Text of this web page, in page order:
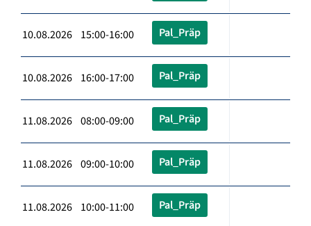
10.08.2026 15:00-16:00 Pal_Präp
10.08.2026 16:00-17:00 Pal_Präp
11.08.2026 08:00-09:00 Pal_Präp
11.08.2026 09:00-10:00 Pal_Präp
11.08.2026 10:00-11:00 Pal_Präp